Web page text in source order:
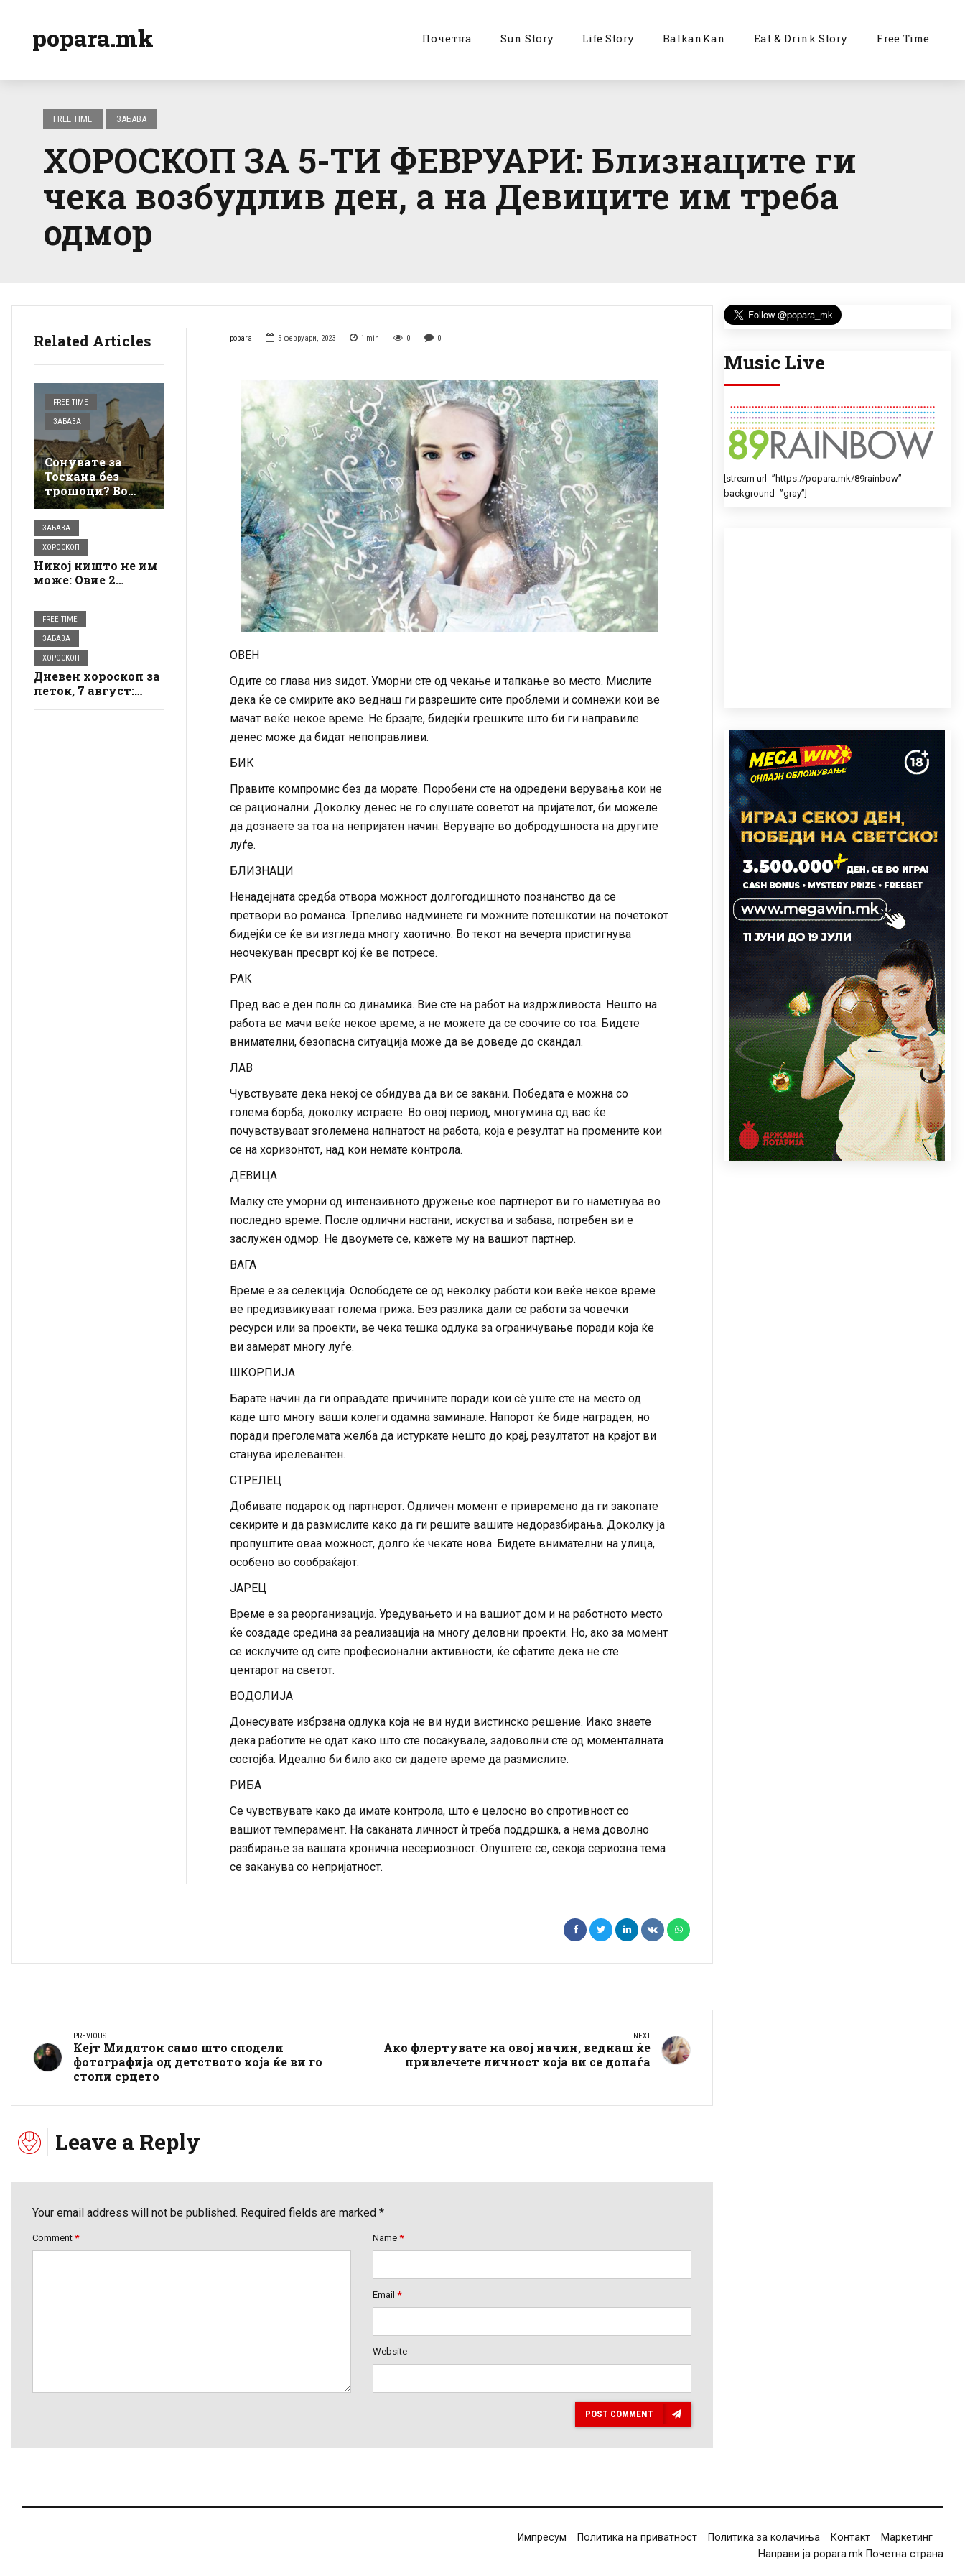
popara.mk Почетна Sun Story Life Story BalkanKan Eat & Drink Story Free Time
FREE TIME ЗАБАВА
ХОРОСКОП ЗА 5-ТИ ФЕВРУАРИ: Близнаците ги
чека возбудлив ден, а на Девиците им треба
одмор
Related Articles
FREE TIME
ЗАБАВА
Сонувате за
Тоскана без
трошоци? Во
италијанска
вила близу до
плажа има
бесплатно
сместување, а
условите се
ЗАБАВА
ХОРОСКОП
Никој ништо не им
може: Овие 2
ги чуваат ангели
FREE TIME
ЗАБАВА
ХОРОСКОП
Дневен хороскоп за
петок, 7 август:
popara 5 февруари, 2023 1 min 0 0
ОВЕН
Одите со глава низ ѕидот. Уморни сте од чекање и тапкање во место. Мислите
дека ќе се смирите ако веднаш ги разрешите сите проблеми и сомнежи кои ве
мачат веќе некое време. Не брзајте, бидејќи грешките што би ги направиле
денес може да бидат непоправливи.
БИК
Правите компромис без да морате. Поробени сте на одредени верувања кои не
се рационални. Доколку денес не го слушате советот на пријателот, би можеле
да дознаете за тоа на непријатен начин. Верувајте во добродушноста на другите
луѓе.
БЛИЗНАЦИ
Ненадејната средба отвора можност долгогодишното познанство да се
претвори во романса. Трпеливо надминете ги можните потешкотии на почетокот
бидејќи се ќе ви изгледа многу хаотично. Во текот на вечерта пристигнува
неочекуван пресврт кој ќе ве потресе.
РАК
Пред вас е ден полн со динамика. Вие сте на работ на издржливоста. Нешто на
работа ве мачи веќе некое време, а не можете да се соочите со тоа. Бидете
внимателни, безопасна ситуација може да ве доведе до скандал.
ЛАВ
Чувствувате дека некој се обидува да ви се закани. Победата е можна со
голема борба, доколку истраете. Во овој период, многумина од вас ќе
почувствуваат зголемена напнатост на работа, која е резултат на промените кои
се на хоризонтот, над кои немате контрола.
ДЕВИЦА
Малку сте уморни од интензивното дружење кое партнерот ви го наметнува во
последно време. После одлични настани, искуства и забава, потребен ви е
заслужен одмор. Не двоумете се, кажете му на вашиот партнер.
ВАГА
Време е за селекција. Ослободете се од неколку работи кои веќе некое време
ве предизвикуваат голема грижа. Без разлика дали се работи за човечки
ресурси или за проекти, ве чека тешка одлука за ограничување поради која ќе
ви замерат многу луѓе.
ШКОРПИЈА
Барате начин да ги оправдате причините поради кои сè уште сте на место од
каде што многу ваши колеги одамна заминале. Напорот ќе биде награден, но
поради преголемата желба да истуркате нешто до крај, резултатот на крајот ви
станува ирелевантен.
СТРЕЛЕЦ
Добивате подарок од партнерот. Одличен момент е привремено да ги закопате
секирите и да размислите како да ги решите вашите недоразбирања. Доколку ја
пропуштите оваа можност, долго ќе чекате нова. Бидете внимателни на улица,
особено во сообраќајот.
ЈАРЕЦ
Време е за реорганизација. Уредувањето и на вашиот дом и на работното место
ќе создаде средина за реализација на многу деловни проекти. Но, ако за момент
се исклучите од сите професионални активности, ќе сфатите дека не сте
центарот на светот.
ВОДОЛИЈА
Донесувате избрзана одлука која не ви нуди вистинско решение. Иако знаете
дека работите не одат како што сте посакувале, задоволни сте од моменталната
состојба. Идеално би било ако си дадете време да размислите.
РИБА
Се чувствувате како да имате контрола, што е целосно во спротивност со
вашиот темперамент. На саканата личност ѝ треба поддршка, а нема доволно
разбирање за вашата хронична несериозност. Опуштете се, секоја сериозна тема
се заканува со непријатност.
PREVIOUS
Кејт Мидлтон само што сподели
фотографија од детството која ќе ви го
стопи срцето
NEXT
Ако флертувате на овој начин, веднаш ќе
привлечете личност која ви се допаѓа
Leave a Reply
Your email address will not be published. Required fields are marked *
Comment * Name *
Email *
Website
POST COMMENT
Music Live
[stream url=”https://popara.mk/89rainbow”
background=”gray”]
Импресум Политика на приватност Политика за колачиња Контакт
Маркетинг
Направи ја popara.mk Почетна страна